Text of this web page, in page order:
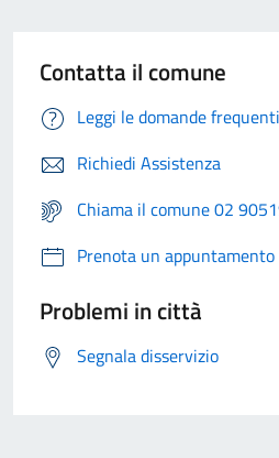
Contatta il comune
Leggi le domande frequenti
Richiedi Assistenza
Chiama il comune 02
Prenota un appuntamento
Problemi in città
Segnala disservizio